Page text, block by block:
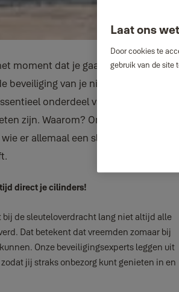
moment dat je gaat verhuizen, denk
beveiliging van je nieuwe woning.
onderdeel van jouw
zijn. Waarom? Omdat je geen
er allemaal een sleutel van jouw
direct je cilinders!
de sleuteloverdracht lang niet altijd alle
Dat betekent dat vreemden zomaar bij
Onze beveiligingsexperts leggen uit
jij straks onbezorg kunt genieten in en
Laat ons
Door cookies te
gebruik van de site